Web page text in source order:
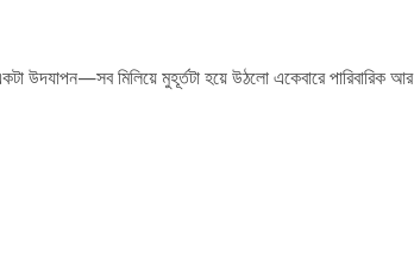
মিলিয়ে মুহূর্তটা হয়ে উঠলো একেবারে পারিবারিক আর